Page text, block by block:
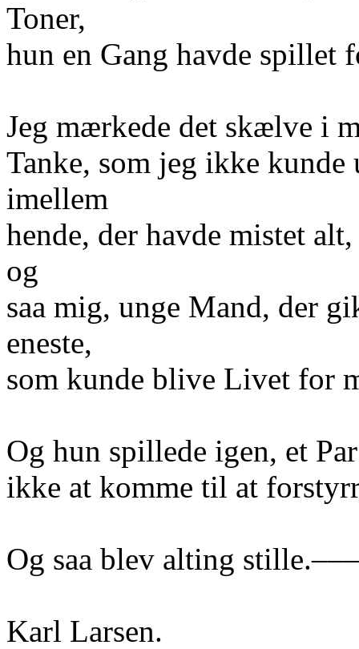
Toner,
hun en Gang havde spillet
Jeg mærkede det skælve i
Tanke, som jeg ikke
imellem
hende, der havde mistet
og
saa mig, unge Mand, der
eneste,
som kunde blive Livet for
Og hun spillede igen, et
ikke at komme til at
Og saa blev alting stille.–––
Karl Larsen.